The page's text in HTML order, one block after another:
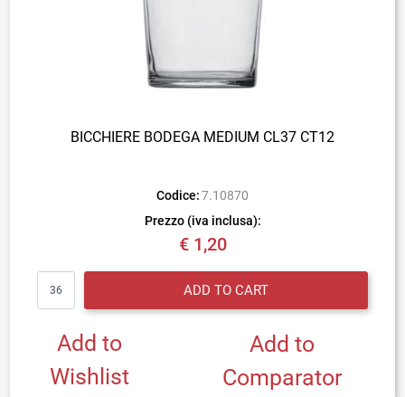
BICCHIERE BODEGA MEDIUM CL37 CT12
Codice: 7.10870
Prezzo (iva inclusa):
€ 1,20
ADD TO CART
Add to
Wishlist
Add to
Comparator